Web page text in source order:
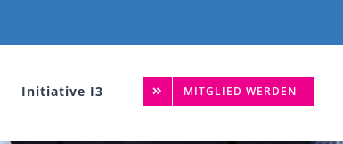
Initiative I3 MITGLIED WERDEN